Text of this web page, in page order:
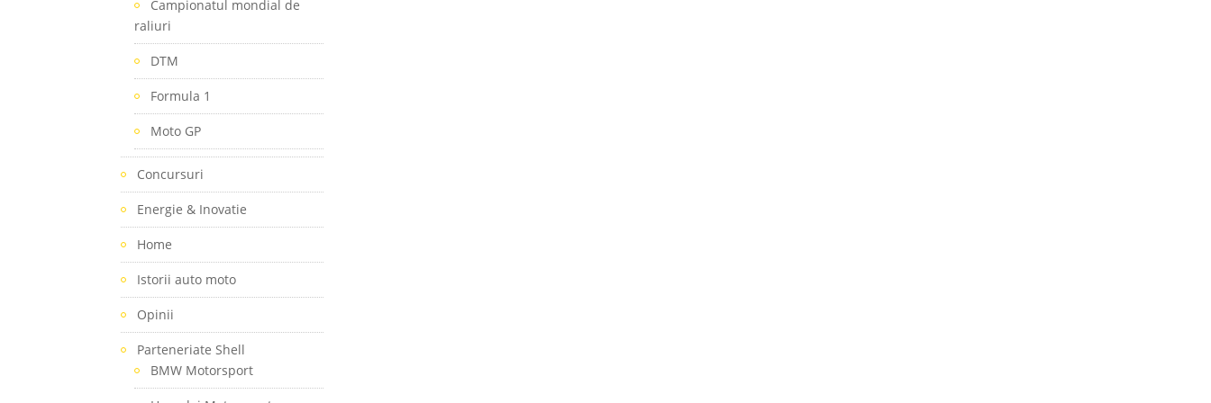
Campionatul mondial de
raliuri
DTM
Formula 1
Moto GP
Concursuri
Energie & Inovatie
Home
Istorii auto moto
Opinii
Parteneriate Shell
BMW Motorsport